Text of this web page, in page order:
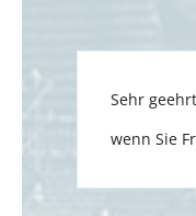
Sehr
wenn Sie